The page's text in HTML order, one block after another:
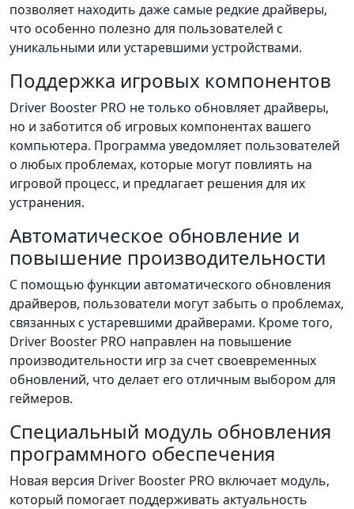
позволяет находить даже самые редкие драйверы,
что особенно полезно для пользователей с
уникальными или устаревшими устройствами.
Поддержка игровых компонентов
Driver Booster PRO не только обновляет драйверы,
но и заботится об игровых компонентах вашего
компьютера. Программа уведомляет пользователей
о любых проблемах, которые могут повлиять на
игровой процесс, и предлагает решения для их
устранения.
Автоматическое обновление и
повышение производительности
С помощью функции автоматического обновления
драйверов, пользователи могут забыть о проблемах,
связанных с устаревшими драйверами. Кроме того,
Driver Booster PRO направлен на повышение
производительности игр за счет своевременных
обновлений, что делает его отличным выбором для
геймеров.
Специальный модуль обновления
программного обеспечения
Новая версия Driver Booster PRO включает модуль,
который помогает поддерживать актуальность